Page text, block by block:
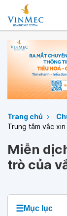
Trang chủ
Trung tâm vắc xin
Miễn
trò của
☰Mục lục